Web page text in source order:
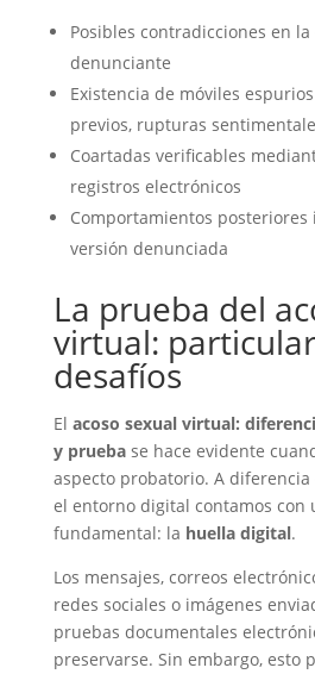
Posibles contradicciones en
denunciante
Existencia de móviles
previos, rupturas
Coartadas verificables
registros electrónicos
Comportamientos
versión denunciada
La prueba del
virtual:
desafíos
El acoso sexual virtual:
y pruebase hace evidente
aspecto probatorio. A diferencia
el entorno digital contamos con
fundamental: la huella digital.
Los mensajes, correos
redes sociales o imágenes
pruebas documentales
preservarse. Sin embargo, esto